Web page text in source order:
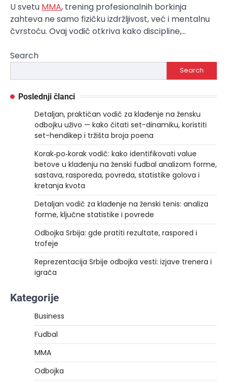
U svetu MMA, trening profesionalnih borkinja
zahteva ne samo fizičku izdržljivost, već i mentalnu
čvrstoću. Ovaj vodič otkriva kako discipline,…
Search
Search
Poslednji članci
Detaljan, praktičan vodič za klađenje na žensku
odbojku uživo — kako čitati set-dinamiku, koristiti
set-hendikep i tržišta broja poena
Korak‑po‑korak vodič: kako identifikovati value
betove u klađenju na ženski fudbal analizom forme,
sastava, rasporeda, povreda, statistike golova i
kretanja kvota
Detaljan vodič za klađenje na ženski tenis: analiza
forme, ključne statistike i povrede
Odbojka Srbija: gde pratiti rezultate, raspored i
trofeje
Reprezentacija Srbije odbojka vesti: izjave trenera i
igrača
Kategorije
Business
Fudbal
MMA
Odbojka